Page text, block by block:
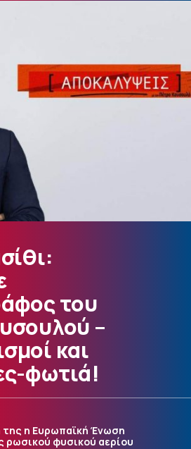
του
–
και
φωτιά!
της η Ευρωπαϊκή Ένωση
ρωσικού φυσικού αερίου